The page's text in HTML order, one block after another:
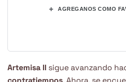
+ AGREGANOS COMO
Artemisa II sigue avanzando